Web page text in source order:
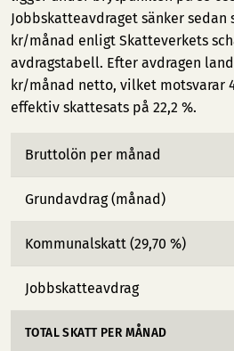
Jobbskatteavdraget sänker sedan
kr/månad enligt Skatteverkets
avdragstabell. Efter avdragen
kr/månad netto, vilket motsvarar
effektiv skattesats på 22,2 %.
Bruttolön per månad
Grundavdrag (månad)
Kommunalskatt (29,70 %)
Jobbskatteavdrag
TOTAL SKATT PER MÅNAD